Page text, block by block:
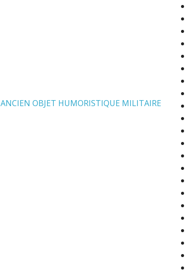
ANCIEN OBJET HUMORISTIQUE MILITAIRE